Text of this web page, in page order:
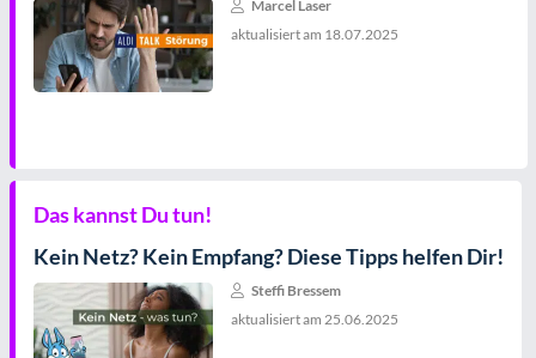
Marcel Laser
aktualisiert am 18.07.2025
Das kannst Du tun!
Kein Netz? Kein Empfang? Diese Tipps helfen Dir!
Steffi Bressem
aktualisiert am 25.06.2025